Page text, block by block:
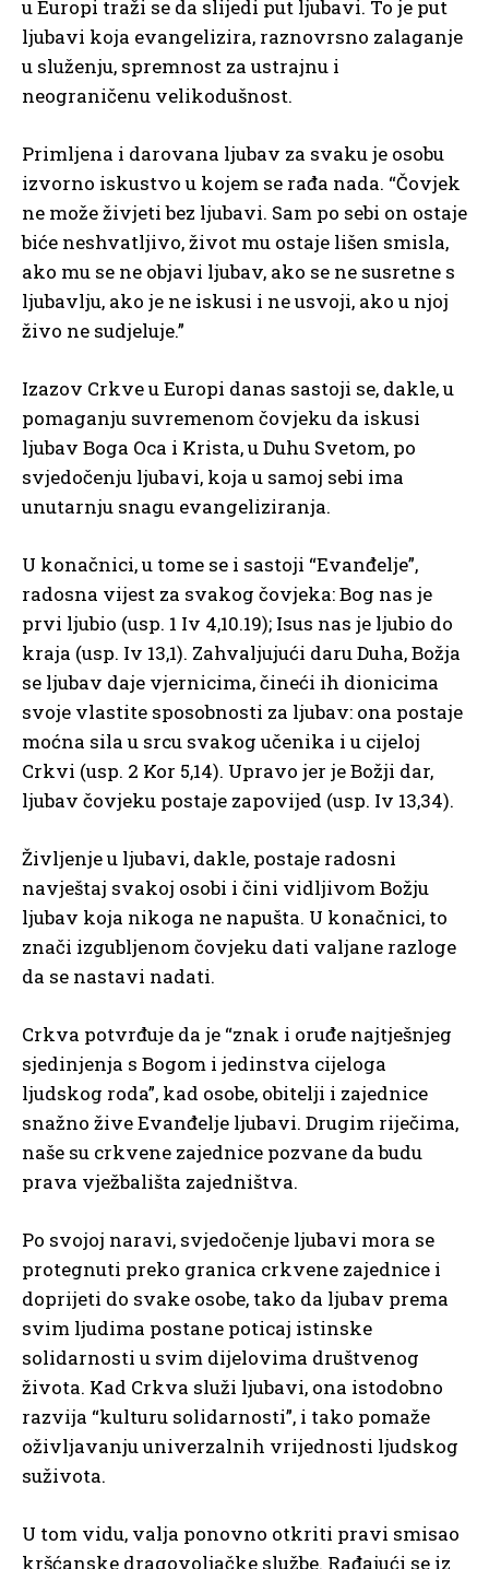
u Europi traži se da slijedi put ljubavi. To je put
ljubavi koja evangelizira, raznovrsno zalaganje
u služenju, spremnost za ustrajnu i
neograničenu velikodušnost.
Primljena i darovana ljubav za svaku je osobu
izvorno iskustvo u kojem se rađa nada. “Čovjek
ne može živjeti bez ljubavi. Sam po sebi on ostaje
biće neshvatljivo, život mu ostaje lišen smisla,
ako mu se ne objavi ljubav, ako se ne susretne s
ljubavlju, ako je ne iskusi i ne usvoji, ako u njoj
živo ne sudjeluje.”
Izazov Crkve u Europi danas sastoji se, dakle, u
pomaganju suvremenom čovjeku da iskusi
ljubav Boga Oca i Krista, u Duhu Svetom, po
svjedočenju ljubavi, koja u samoj sebi ima
unutarnju snagu evangeliziranja.
U konačnici, u tome se i sastoji “Evanđelje”,
radosna vijest za svakog čovjeka: Bog nas je
prvi ljubio (usp. 1 Iv 4,10.19); Isus nas je ljubio do
kraja (usp. Iv 13,1). Zahvaljujući daru Duha, Božja
se ljubav daje vjernicima, čineći ih dionicima
svoje vlastite sposobnosti za ljubav: ona postaje
moćna sila u srcu svakog učenika i u cijeloj
Crkvi (usp. 2 Kor 5,14). Upravo jer je Božji dar,
ljubav čovjeku postaje zapovijed (usp. Iv 13,34).
Življenje u ljubavi, dakle, postaje radosni
navještaj svakoj osobi i čini vidljivom Božju
ljubav koja nikoga ne napušta. U konačnici, to
znači izgubljenom čovjeku dati valjane razloge
da se nastavi nadati.
Crkva potvrđuje da je “znak i oruđe najtješnjeg
sjedinjenja s Bogom i jedinstva cijeloga
ljudskog roda”, kad osobe, obitelji i zajednice
snažno žive Evanđelje ljubavi. Drugim riječima,
naše su crkvene zajednice pozvane da budu
prava vježbališta zajedništva.
Po svojoj naravi, svjedočenje ljubavi mora se
protegnuti preko granica crkvene zajednice i
doprijeti do svake osobe, tako da ljubav prema
svim ljudima postane poticaj istinske
solidarnosti u svim dijelovima društvenog
života. Kad Crkva služi ljubavi, ona istodobno
razvija “kulturu solidarnosti”, i tako pomaže
oživljavanju univerzalnih vrijednosti ljudskog
suživota.
U tom vidu, valja ponovno otkriti pravi smisao
kršćanske dragovoljačke službe. Rađajući se iz